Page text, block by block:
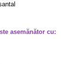
asemănător cu: